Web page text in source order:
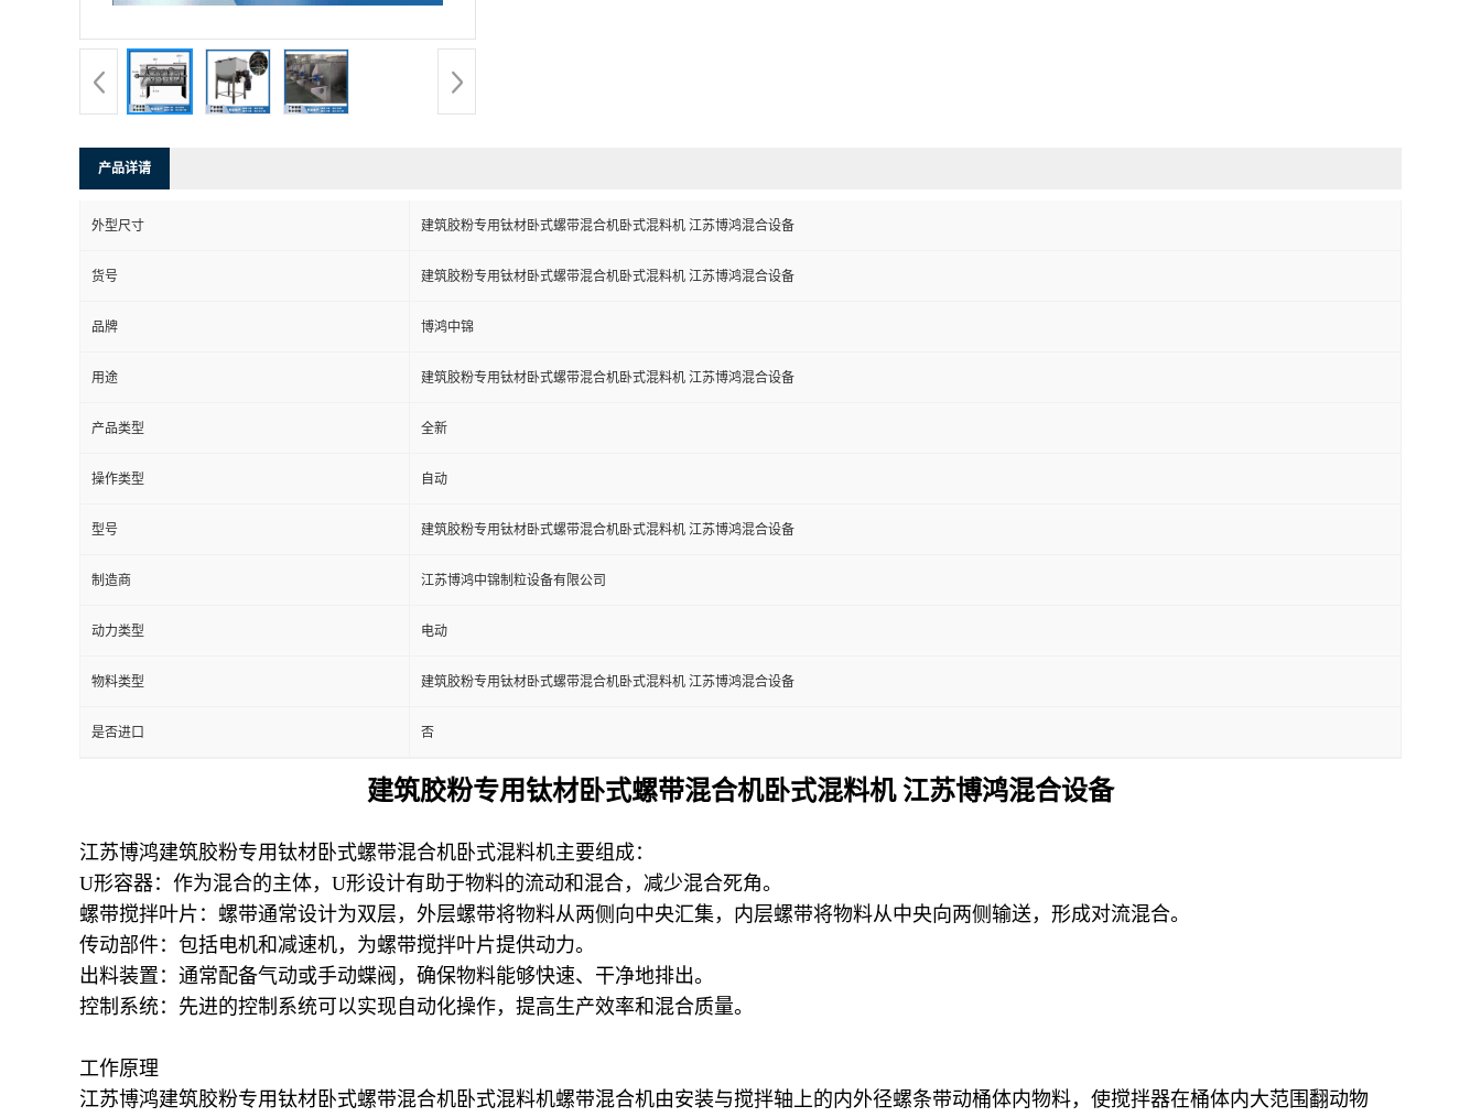
产品详请
外型尺寸 建筑胶粉专用钛材卧式螺带混合机卧式混料机 江苏博鸿混合设备
货号 建筑胶粉专用钛材卧式螺带混合机卧式混料机 江苏博鸿混合设备
品牌 博鸿中锦
用途 建筑胶粉专用钛材卧式螺带混合机卧式混料机 江苏博鸿混合设备
产品类型 全新
操作类型 自动
型号 建筑胶粉专用钛材卧式螺带混合机卧式混料机 江苏博鸿混合设备
制造商 江苏博鸿中锦制粒设备有限公司
动力类型 电动
物料类型 建筑胶粉专用钛材卧式螺带混合机卧式混料机 江苏博鸿混合设备
是否进口 否
建筑胶粉专用钛材卧式螺带混合机卧式混料机 江苏博鸿混合设备
江苏博鸿建筑胶粉专用钛材卧式螺带混合机卧式混料机主要组成：
U形容器：作为混合的主体，U形设计有助于物料的流动和混合，减少混合死角。
螺带搅拌叶片：螺带通常设计为双层，外层螺带将物料从两侧向中央汇集，内层螺带将物料从中央向两侧输送，形成对流混合。
传动部件：包括电机和减速机，为螺带搅拌叶片提供动力。
出料装置：通常配备气动或手动蝶阀，确保物料能够快速、干净地排出。
控制系统：先进的控制系统可以实现自动化操作，提高生产效率和混合质量。
工作原理
江苏博鸿建筑胶粉专用钛材卧式螺带混合机卧式混料机螺带混合机由安装与搅拌轴上的内外径螺条带动桶体内物料，使搅拌器在桶体内大范围翻动物